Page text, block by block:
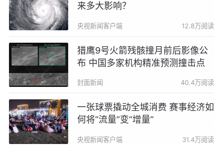
来多大影响？
央视新闻客户端 12.8万阅读
猎鹰9号火箭残骸撞月前后影像公
布 中国多家机构精准预测撞击点
封面新闻 40.4万阅读
一张球票撬动全城消费 赛事经济如
何将“流量”变“增量”
央视新闻客户端 31.4万阅读